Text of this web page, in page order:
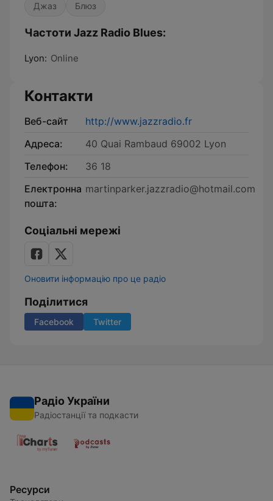
Джаз Блюз
Частоти Jazz Radio Blues:
Lyon: Online
Контакти
Веб-сайт
http://www.jazzradio.fr
Адреса:
40 Quai Rambaud 69002 Lyon
Телефон:
36 18
Електронна
пошта:
martinparker.jazzradio@hotmail.com
Соціальні мережі
Оновити інформацію про це радіо
Поділитися
Facebook Twitter
Радіо України
Радіостанції та подкасти
Ресурси